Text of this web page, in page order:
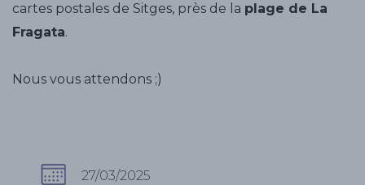
cartes postales de Sitges, près de la plage de La
Fragata.
Nous vous attendons ;)
27/03/2025